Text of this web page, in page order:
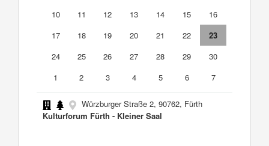
10
11 12 13 14 15
16
17
18 19 20 21 22
23
24
25 26 27 28 29
30
1
2 3 4 5 6 7
Würzburger Straße 2, 90762, Fürth
Kulturforum Fürth - Kleiner Saal